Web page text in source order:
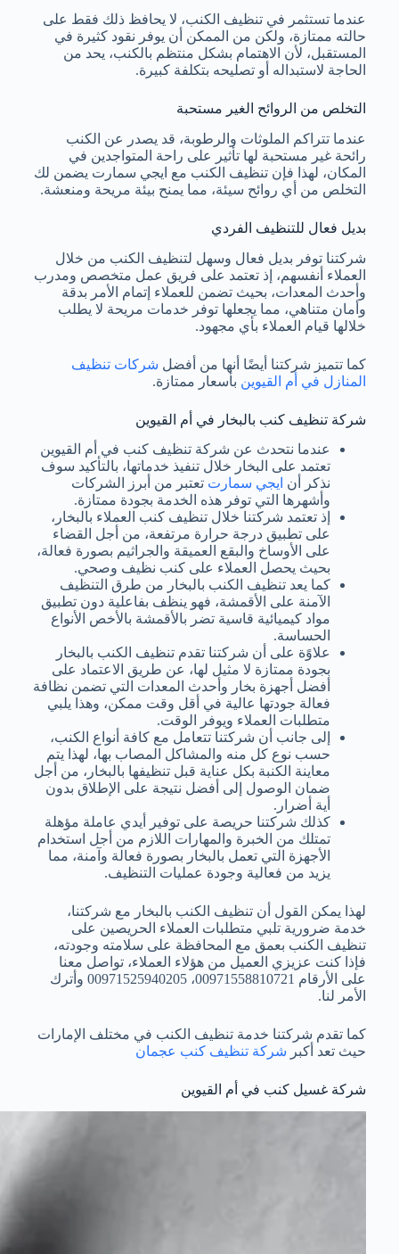
عندما تستثمر في تنظيف الكنب، لا يحافظ ذلك فقط على
حالته ممتازة، ولكن من الممكن أن يوفر نقود كثيرة في
المستقبل، لأن الاهتمام بشكل منتظم بالكنب، يحد من
الحاجة لاستبداله أو تصليحه بتكلفة كبيرة.
التخلص من الروائح الغير مستحبة
عندما تتراكم الملوثات والرطوبة، قد يصدر عن الكنب
رائحة غير مستحبة لها تأثير على راحة المتواجدين في
المكان، لهذا فإن تنظيف الكنب مع ايجي سمارت يضمن لك
التخلص من أي روائح سيئة، مما يمنح بيئة مريحة ومنعشة.
بديل فعال للتنظيف الفردي
شركتنا توفر بديل فعال وسهل لتنظيف الكنب من خلال
العملاء أنفسهم، إذ تعتمد على فريق عمل متخصص ومدرب
وأحدث المعدات، بحيث تضمن للعملاء إتمام الأمر بدقة
وأمان متناهي، مما يجعلها توفر خدمات مريحة لا يطلب
خلالها قيام العملاء بأي مجهود.
كما تتميز شركتنا أيضًا أنها من أفضل شركات تنظيف
المنازل في أم القيوين بأسعار ممتازة.
شركة تنظيف كنب بالبخار في أم القيوين
عندما نتحدث عن شركة تنظيف كنب في أم القيوين
تعتمد على البخار خلال تنفيذ خدماتها، بالتأكيد سوف
نذكر أن ايجي سمارت تعتبر من أبرز الشركات
وأشهرها التي توفر هذه الخدمة بجودة ممتازة.
إذ تعتمد شركتنا خلال تنظيف كنب العملاء بالبخار،
على تطبيق درجة حرارة مرتفعة، من أجل القضاء
على الأوساخ والبقع العميقة والجراثيم بصورة فعالة،
بحيث يحصل العملاء على كنب نظيف وصحي.
كما يعد تنظيف الكنب بالبخار من طرق التنظيف
الآمنة على الأقمشة، فهو ينظف بفاعلية دون تطبيق
مواد كيميائية قاسية تضر بالأقمشة بالأخص الأنواع
الحساسة.
علاوًة على أن شركتنا تقدم تنظيف الكنب بالبخار
بجودة ممتازة لا مثيل لها، عن طريق الاعتماد على
أفضل أجهزة بخار وأحدث المعدات التي تضمن نظافة
فعالة جودتها عالية في أقل وقت ممكن، وهذا يلبي
متطلبات العملاء ويوفر الوقت.
إلى جانب أن شركتنا تتعامل مع كافة أنواع الكنب،
حسب نوع كل منه والمشاكل المصاب بها، لهذا يتم
معاينة الكنبة بكل عناية قبل تنظيفها بالبخار، من أجل
ضمان الوصول إلى أفضل نتيجة على الإطلاق بدون
أية أضرار.
كذلك شركتنا حريصة على توفير أيدي عاملة مؤهلة
تمتلك من الخبرة والمهارات اللازم من أجل استخدام
الأجهزة التي تعمل بالبخار بصورة فعالة وآمنة، مما
يزيد من فعالية وجودة عمليات التنظيف.
لهذا يمكن القول أن تنظيف الكنب بالبخار مع شركتنا،
خدمة ضرورية تلبي متطلبات العملاء الحريصين على
تنظيف الكنب بعمق مع المحافظة على سلامته وجودته،
فإذا كنت عزيزي العميل من هؤلاء العملاء، تواصل معنا
على الأرقام 00971558810721، 00971525940205 وأترك
الأمر لنا.
كما تقدم شركتنا خدمة تنظيف الكنب في مختلف الإمارات
حيث تعد أكبر شركة تنظيف كنب عجمان
شركة غسيل كنب في أم القيوين